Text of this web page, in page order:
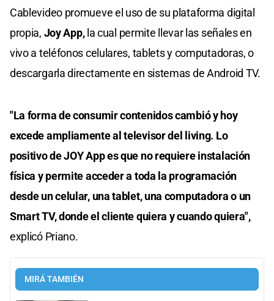
Cablevideo promueve el uso de su plataforma digital
propia, Joy App, la cual permite llevar las señales en
vivo a teléfonos celulares, tablets y computadoras, o
descargarla directamente en sistemas de Android TV.
"La forma de consumir contenidos cambió y hoy
excede ampliamente al televisor del living. Lo
positivo de JOY App es que no requiere instalación
física y permite acceder a toda la programación
desde un celular, una tablet, una computadora o un
Smart TV, donde el cliente quiera y cuando quiera",
explicó Priano.
MIRÁ TAMBIÉN